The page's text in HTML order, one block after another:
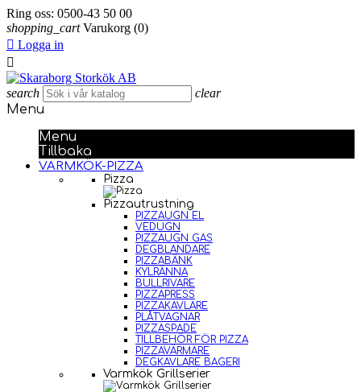
Ring oss: 0500-43 50 00
shopping_cart Varukorg (0)
 Logga in

search clear
Menu
Menu
Tillbaka
VARMKÖK-PIZZA
Pizza
Pizzautrustning
PIZZAUGN EL
VEDUGN
PIZZAUGN GAS
DEGBLANDARE
PIZZABÄNK
KYLRÄNNA
BULLRIVARE
PIZZAPRESS
PIZZAKAVLARE
PLÅTVAGNAR
PIZZASPADE
TILLBEHÖR FÖR PIZZA
PIZZAVÄRMARE
DEGKAVLARE BAGERI
Varmkök Grillserier